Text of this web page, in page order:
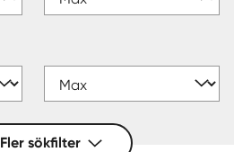
Fler sökfilter